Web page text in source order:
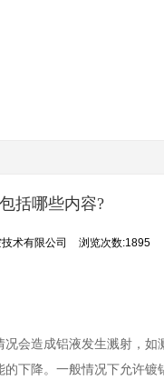
括哪些内容?
术有限公司 浏览次数:1895
造成铝液发生溅射，如
下降。一般情况下允许